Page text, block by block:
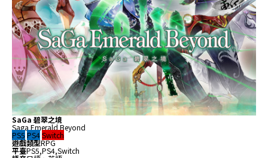
SaGa 碧翠之境
Saga Emerald Beyond
PS5 PS4Switch
遊戲類型RPG
平臺PS5,PS4,Switch